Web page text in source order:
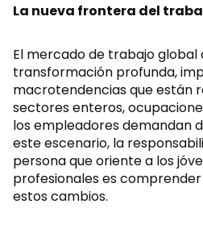
La nueva frontera del
El mercado de trabajo global
transformación profunda,
macrotendencias que están
sectores enteros,
los empleadores demandan
este escenario, la
persona que oriente a los
profesionales es
estos cambios.